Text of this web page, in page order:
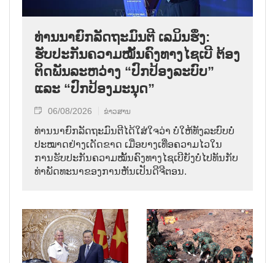
ທ່ານນາຍົກລັດຖະມົນຕີ ເລມິນຮຶງ:
ຮັບປະກັນຄວາມໝັ້ນຄົງທາງໄຊເບີ ຕ້ອງ
ຕິດພັນລະຫວ່າງ “ປົກປ້ອງລະບົບ”
ແລະ “ປົກປ້ອງມະນຸດ”
06/08/2026 ຂ່າວສານ
ທ່ານນາຍົກລັດຖະມົນຕີໄດ້ໃສ່ໃຈວ່າ ບໍ່ໃຫ້ທັງລະບົບບໍ່
ປະໝາດຢ່າງເດັດຂາດ ເມື່ອບາງເທື່ອຄວາມໄວໃນ
ການຮັບປະກັນຄວາມໝັ້ນຄົງທາງໄຊເບີຍັງບໍ່ໄປທັນກັບ
ທ່າພັດທະນາຂອງການຫັນເປັນດີຈີຕອນ.